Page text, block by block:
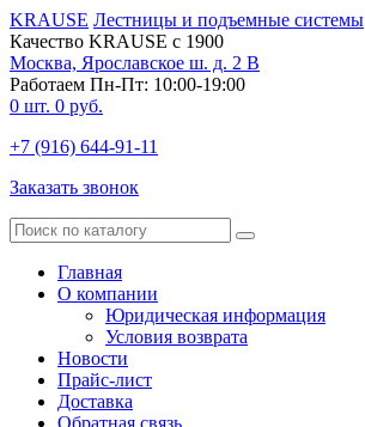
KRAUSE Лестницы и подъемные системы
Качество KRAUSE с 1900
Москва, Ярославское ш. д. 2 В
Работаем Пн-Пт: 10:00-19:00
0 шт. 0 руб.
+7 (916) 644-91-11
Заказать звонок
Главная
О компании
Юридическая информация
Условия возврата
Новости
Прайс-лист
Доставка
Обратная связь